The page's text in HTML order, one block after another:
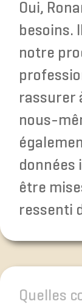
Oui,
besoins.
notre
rassurer
nous-
données
être
ressenti
Quelles